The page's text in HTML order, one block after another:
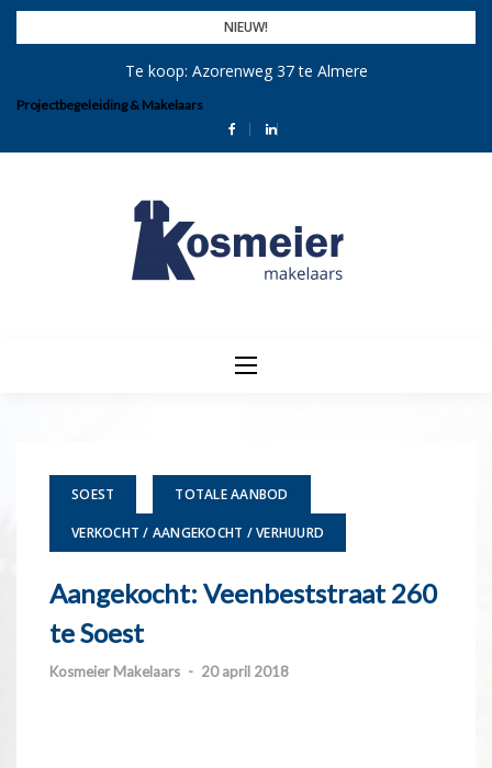
Skip
NIEUW!
Te koop: Azorenweg 37 te Almere
Projectbegeleiding & Makelaars
SOEST TOTALE AANBOD
VERKOCHT / AANGEKOCHT / VERHUURD
Aangekocht: Veenbeststraat 260
te Soest
Kosmeier Makelaars - 20 april 2018